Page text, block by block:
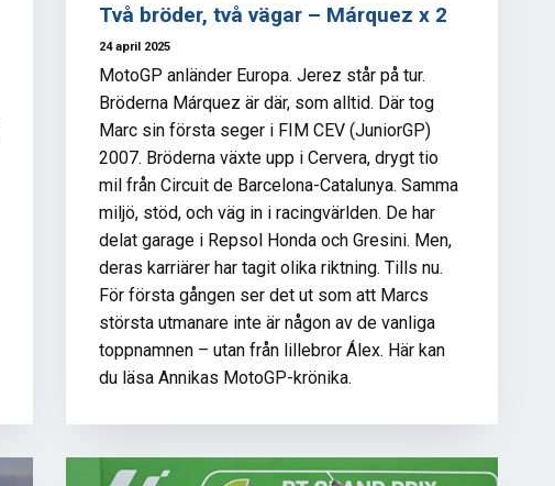
Två bröder, två vägar – Márquez x 2
24 april 2025
MotoGP anländer Europa. Jerez står på tur.
Bröderna Márquez är där, som alltid. Där tog
Marc sin första seger i FIM CEV (JuniorGP)
2007. Bröderna växte upp i Cervera, drygt tio
mil från Circuit de Barcelona-Catalunya. Samma
miljö, stöd, och väg in i racingvärlden. De har
delat garage i Repsol Honda och Gresini. Men,
deras karriärer har tagit olika riktning. Tills nu.
För första gången ser det ut som att Marcs
största utmanare inte är någon av de vanliga
toppnamnen – utan från lillebror Álex. Här kan
du läsa Annikas MotoGP-krönika.